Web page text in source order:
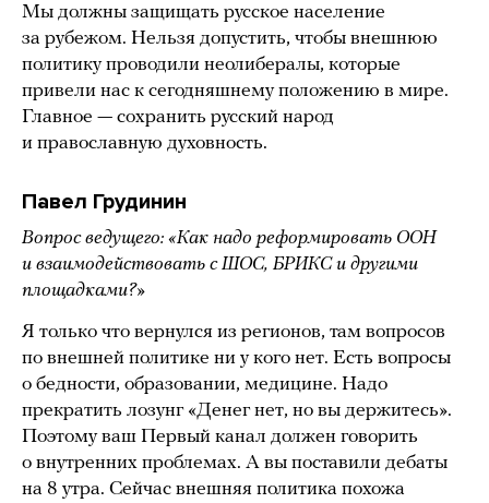
Мы должны защищать русское население
за рубежом. Нельзя допустить, чтобы внешнюю
политику проводили неолибералы, которые
привели нас к сегодняшнему положению в мире.
Главное — сохранить русский народ
и православную духовность.
Павел Грудинин
Вопрос ведущего: «Как надо реформировать ООН
и взаимодействовать с ШОС, БРИКС и другими
площадками?»
Я только что вернулся из регионов, там вопросов
по внешней политике ни у кого нет. Есть вопросы
о бедности, образовании, медицине. Надо
прекратить лозунг «Денег нет, но вы держитесь».
Поэтому ваш Первый канал должен говорить
о внутренних проблемах. А вы поставили дебаты
на 8 утра. Сейчас внешняя политика похожа